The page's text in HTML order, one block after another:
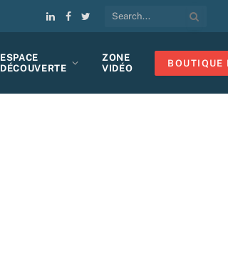
LinkedIn
Facebook
Twitter
ESPACE
DÉCOUVERTE
ZONE
VIDÉO
BOUTIQUE